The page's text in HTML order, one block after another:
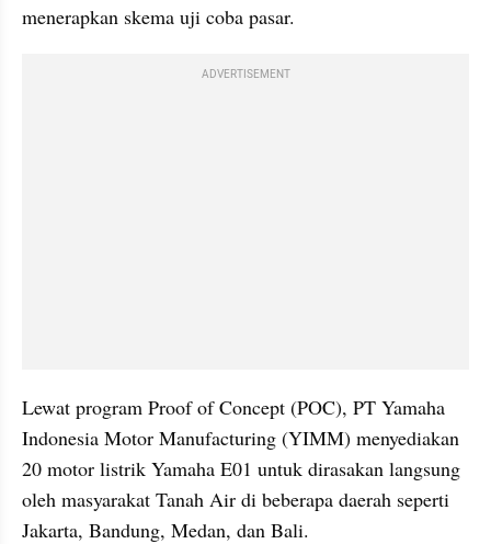
menerapkan skema uji coba pasar.
ADVERTISEMENT
Lewat program Proof of Concept (POC), PT Yamaha
Indonesia Motor Manufacturing (YIMM) menyediakan
20 motor listrik Yamaha E01 untuk dirasakan langsung
oleh masyarakat Tanah Air di beberapa daerah seperti
Jakarta, Bandung, Medan, dan Bali.